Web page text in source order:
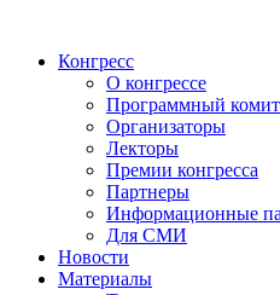
Конгресс
О конгрессе
Программный
Организаторы
Лекторы
Премии конгресса
Партнеры
Информационные
Для СМИ
Новости
Материалы